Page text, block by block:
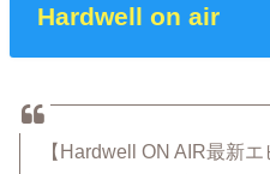
Hardwell on air
【Hardwell ON AIR最新エ